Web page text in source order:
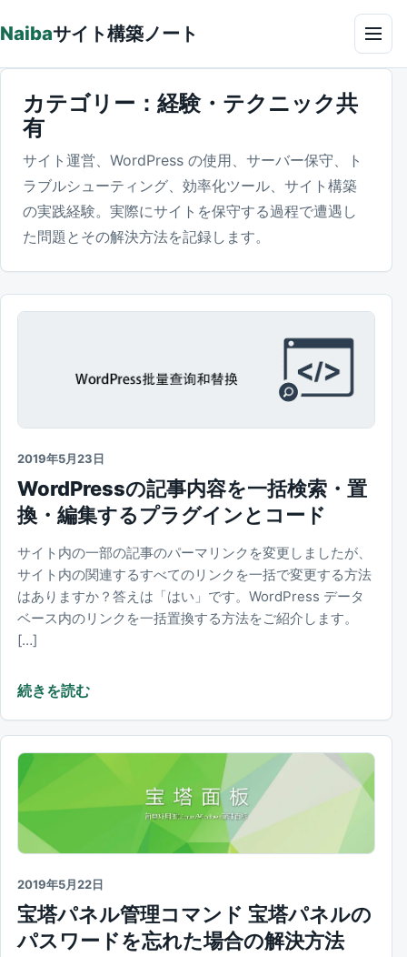
Naibaサイト構築ノート メニ
カテゴリー： 経験・テクニック共
有
サイト運営、WordPress の使用、サーバー保守、ト
ラブルシューティング、効率化ツール、サイト構築
の実践経験。実際にサイトを保守する過程で遭遇し
た問題とその解決方法を記録します。
2019年5月23日
WordPressの記事内容を一括検索・置
換・編集するプラグインとコード
サイト内の一部の記事のパーマリンクを変更しましたが、
サイト内の関連するすべてのリンクを一括で変更する方法
はありますか？答えは「はい」です。WordPress データ
ベース内のリンクを一括置換する方法をご紹介します。
[…]
続きを読む
2019年5月22日
宝塔パネル管理コマンド 宝塔パネルの
パスワードを忘れた場合の解決方法